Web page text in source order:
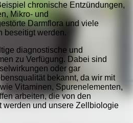
chronische Entzündungen,
Mikro- und
Darmflora und viele
beseitigt werden.
diagnostische und
zu Verfügung. Dabei sind
oder gar
bekannt, da wir mit
Vitaminen, Spurenelementen,
arbeiten, die von den
werden und unsere Zellbiologie